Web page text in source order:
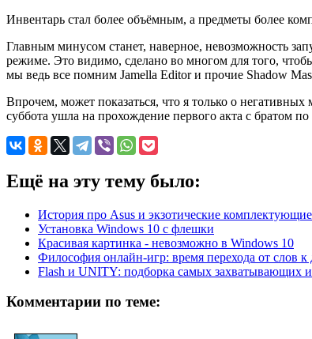
Инвентарь стал более объёмным, а предметы более
Главным минусом станет, наверное, невозможность
режиме. Это видимо, сделано во многом для того,
мы ведь все помним Jamella Editor и прочие Shadow
Впрочем, может показаться, что я только о
суббота ушла на прохождение первого акта с братом
Ещё на эту тему было:
История про Asus и экзотические комплектующие
Установка Windows 10 с флешки
Красивая картинка - невозможно в Windows 10
Философия онлайн-игр: время перехода от слов
Flash и UNITY: подборка самых захватывающих
Комментарии по теме: